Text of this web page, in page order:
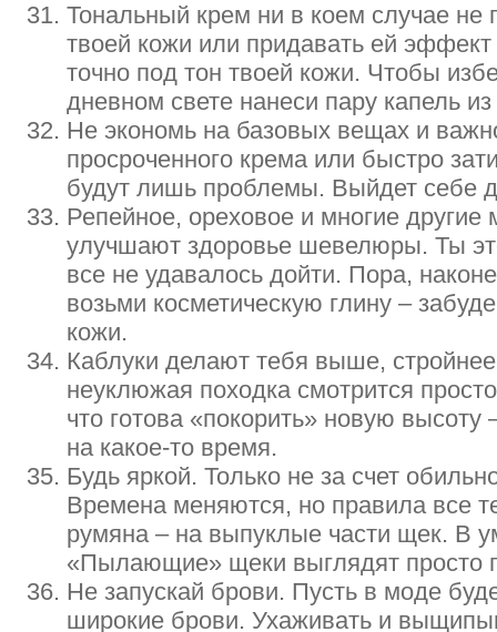
Тональный крем ни в коем случае не
твоей кожи или придавать ей
точно под тон твоей кожи. Чтобы
дневном свете нанеси пару капель
Не экономь на базовых вещах и
просроченного крема или быстро
будут лишь проблемы. Выйдет себе
Репейное, ореховое и многие
улучшают здоровье шевелюры. Ты
все не удавалось дойти. Пора,
возьми косметическую глину –
кожи.
Каблуки делают тебя выше,
неуклюжая походка смотрится
что готова «покорить» новую
на какое-то время.
Будь яркой. Только не за счет
Времена меняются, но правила все
румяна – на выпуклые части щек. В
«Пылающие» щеки выглядят просто
Не запускай брови. Пусть в моде
широкие брови. Ухаживать и